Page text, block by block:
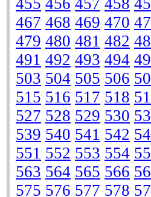
455 456 457 458
467 468 469 470
479 480 481 482
491 492 493 494
503 504 505 506
515 516 517 518
527 528 529 530
539 540 541 542
551 552 553 554
563 564 565 566
575 576 577 578